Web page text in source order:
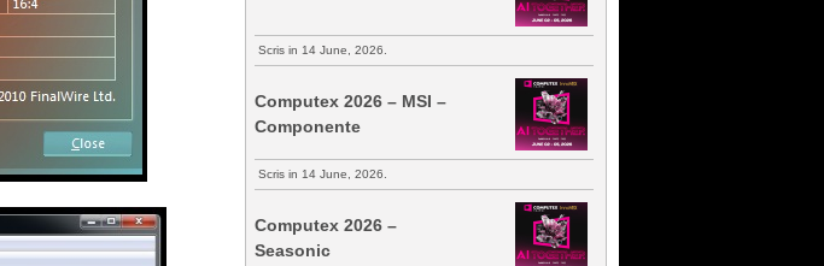
Scris in 14 June, 2026.
Computex 2026 – MSI –
Componente
Scris in 14 June, 2026.
Computex 2026 –
Seasonic